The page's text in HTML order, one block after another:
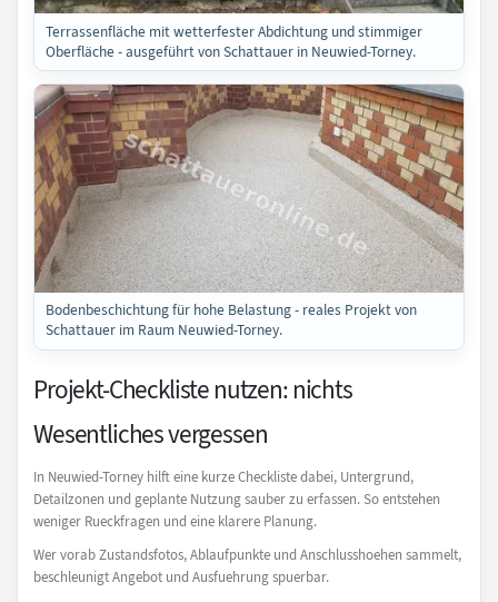
Terrassenfläche mit wetterfester Abdichtung und stimmiger
Oberfläche - ausgeführt von Schattauer in Neuwied-Torney.
Bodenbeschichtung für hohe Belastung - reales Projekt von
Schattauer im Raum Neuwied-Torney.
Projekt-Checkliste nutzen: nichts
Wesentliches vergessen
In Neuwied-Torney hilft eine kurze Checkliste dabei, Untergrund,
Detailzonen und geplante Nutzung sauber zu erfassen. So entstehen
weniger Rueckfragen und eine klarere Planung.
Wer vorab Zustandsfotos, Ablaufpunkte und Anschlusshoehen sammelt,
beschleunigt Angebot und Ausfuehrung spuerbar.